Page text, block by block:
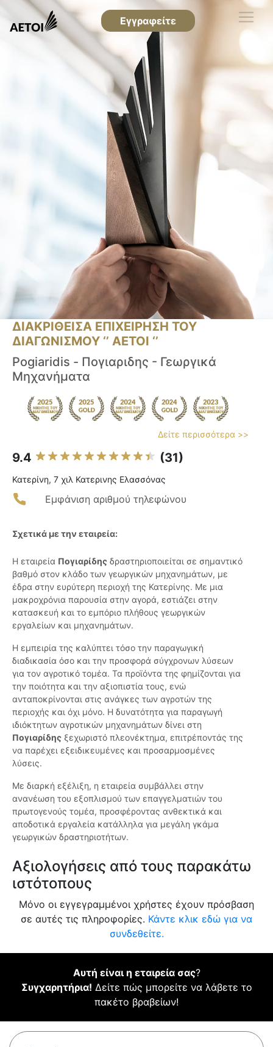
Εγγραφείτε
ΔΙΑΚΡΙΘΕΙΣΑ ΕΠΙΧΕΙΡΗΣΗ ΤΟΥ
ΔΙΑΓΩΝΙΣΜΟΥ ‘’ ΑΕΤΟΙ ‘’
Pogiaridis - Πογιαριδης - Γεωργικά
Μηχανήματα
Δείτε περισσότερα >>
9.4 (31)
Κατερίνη, 7 χιλ Κατερινης Ελασσόνας
Εμφάνιση αριθμού τηλεφώνου
Σχετικά με την εταιρεία:
Η εταιρεία Πογιαρίδης δραστηριοποιείται σε σημαντικό
βαθμό στον κλάδο των γεωργικών μηχανημάτων, με
έδρα στην ευρύτερη περιοχή της Κατερίνης. Με μια
μακροχρόνια παρουσία στην αγορά, εστιάζει στην
κατασκευή και το εμπόριο πλήθους γεωργικών
εργαλείων και μηχανημάτων.
Η εμπειρία της καλύπτει τόσο την παραγωγική
διαδικασία όσο και την προσφορά σύγχρονων λύσεων
για τον αγροτικό τομέα. Τα προϊόντα της φημίζονται για
την ποιότητα και την αξιοπιστία τους, ενώ
ανταποκρίνονται στις ανάγκες των αγροτών της
περιοχής και όχι μόνο. Η δυνατότητα για παραγωγή
ιδιόκτητων αγροτικών μηχανημάτων δίνει στη
Πογιαρίδης ξεχωριστό πλεονέκτημα, επιτρέποντάς της
να παρέχει εξειδικευμένες και προσαρμοσμένες
λύσεις.
Με διαρκή εξέλιξη, η εταιρεία συμβάλλει στην
ανανέωση του εξοπλισμού των επαγγελματιών του
πρωτογενούς τομέα, προσφέροντας ανθεκτικά και
αποδοτικά εργαλεία κατάλληλα για μεγάλη γκάμα
γεωργικών δραστηριοτήτων.
Αξιολογήσεις από τους παρακάτω
ιστότοπους
Μόνο οι εγγεγραμμένοι χρήστες έχουν πρόσβαση
σε αυτές τις πληροφορίες. Κάντε κλικ εδώ για να
συνδεθείτε.
Αυτή είναι η εταιρεία σας?
Συγχαρητήρια! Δείτε πώς μπορείτε να λάβετε το
πακέτο βραβείων!